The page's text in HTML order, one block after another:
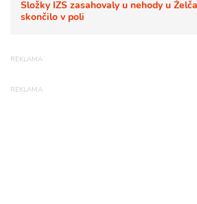
Složky IZS zasahovaly u nehody u
skončilo v poli